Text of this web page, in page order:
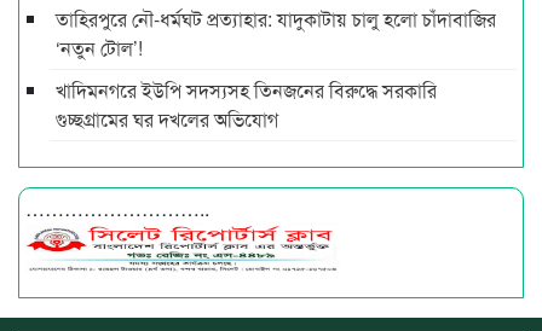
তাহিরপুরে নৌ-ধর্মঘট প্রত্যাহার: যাদুকাটায় চালু হলো চাঁদাবাজির
‘নতুন টোল’!
খাদিমনগরে ইউপি সদস্যসহ তিনজনের বিরুদ্ধে সরকারি
গুচ্ছগ্রামের ঘর দখলের অভিযোগ
………………………..